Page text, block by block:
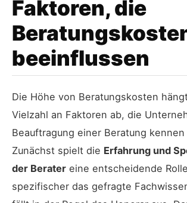
Faktoren, die
beeinflussen
Die Höhe von Beratungskosten
Vielzahl an Faktoren ab, die
Beauftragung einer Beratung
Zunächst spielt die Erfahrung und
der Berater eine entscheidende
spezifischer das gefragte